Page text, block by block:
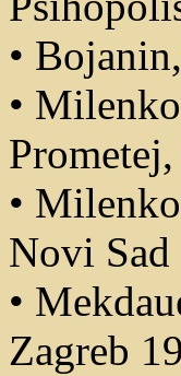
•
•
•
Novi Sad
•
Zagreb